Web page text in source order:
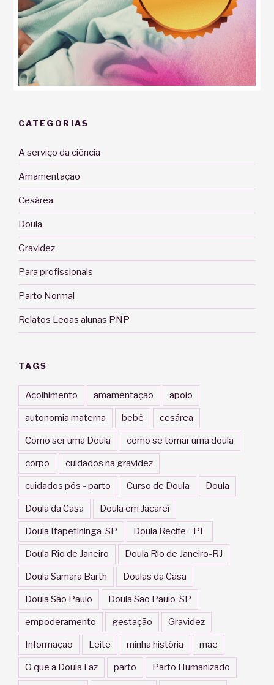
CATEGORIAS
A serviço da ciência
Amamentação
Cesárea
Doula
Gravidez
Para profissionais
Parto Normal
Relatos Leoas alunas PNP
TAGS
Acolhimento amamentação apoio
autonomia materna bebê cesárea
Como ser uma Doula como se tornar uma doula
corpo cuidados na gravidez
cuidados pós - parto Curso de Doula Doula
Doula da Casa Doula em Jacareí
Doula Itapetininga-SP Doula Recife - PE
Doula Rio de Janeiro Doula Rio de Janeiro-RJ
Doula Samara Barth Doulas da Casa
Doula São Paulo Doula São Paulo-SP
empoderamento gestação Gravidez
Informação Leite minha história mãe
O que a Doula Faz parto Parto Humanizado